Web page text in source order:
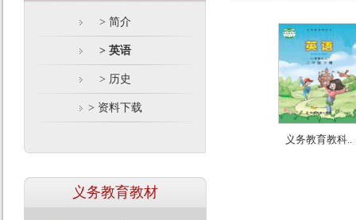
> 简介
> 英语
> 历史
> 资料下载
义务教育教材
义务教育教科..